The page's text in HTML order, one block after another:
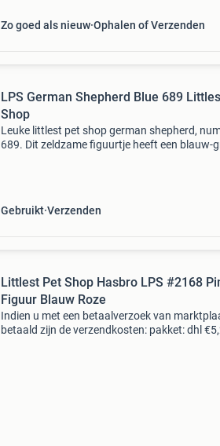
Zo goed als nieuw Ophalen of Verzenden
LPS German Shepherd Blue 689
Shop
Leuke littlest pet shop german shepherd,
689. Dit zeldzame figuurtje heeft een blauw-
Gebruikt Verzenden
Littlest Pet Shop Hasbro LPS #2168
Figuur Blauw Roze
Indien u met een betaalverzoek van
betaald zijn de verzendkosten: pakket: dhl